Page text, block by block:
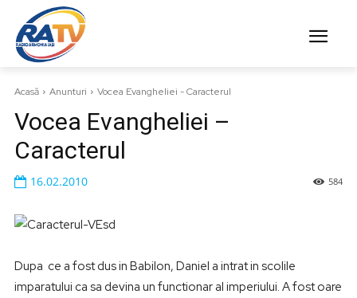
Acasă Anunturi Vocea Evangheliei - Caracterul
Vocea Evangheliei –
Caracterul
584
16.02.2010
Dupa ce a fost dus in Babilon, Daniel a intrat in scolile
imparatului ca sa devina un functionar al imperiului. A fost oare